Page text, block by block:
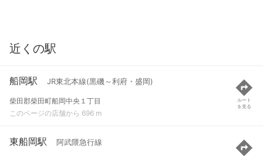
近くの駅
船岡駅 JR東北本線(黒磯～利府・盛岡)
柴田郡柴田町船岡中央１丁目
このページの店舗から 696 m
ルート
を見る
東船岡駅 阿武隈急行線